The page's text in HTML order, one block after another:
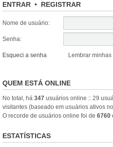
ENTRAR • REGISTRAR
Nome de usuário:
Senha:
Esqueci a senha Lembrar
QUEM ESTÁ ONLINE
No total, há 347 usuários online :: 29
visitantes (baseado em usuários ativos
O recorde de usuários online foi de 6760
ESTATÍSTICAS